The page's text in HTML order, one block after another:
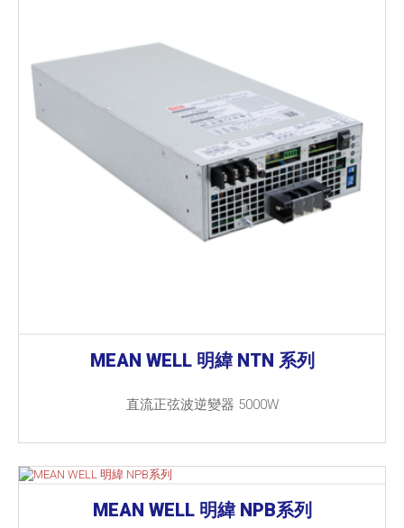
MEAN WELL 明緯 NTN 系列
直流正弦波逆變器 5000W
MEAN WELL 明緯 NPB系列